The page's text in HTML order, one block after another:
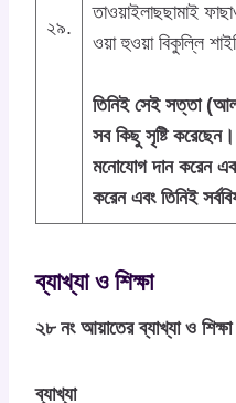
২৯.
তাওয়াইলাছছামাই
ওয়া হুওয়া বিকুল্লি
তিনিই সেই সত্তা
সব কিছু সৃষ্টি
মনোযোগ দান করেন
করেন এবং তিনিই
ব্যাখ্যা ও শিক্ষা
২৮ নং আয়াতের ব্যাখ্যা ও শিক্ষা
ব্যাখ্যা